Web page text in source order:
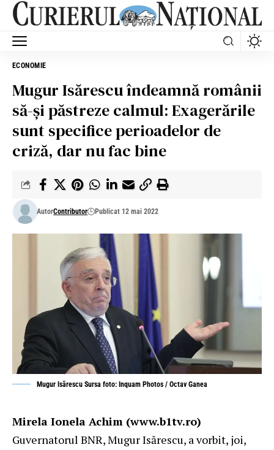
ECONOMIE
Mugur Isărescu îndeamnă românii
să-și păstreze calmul: Exagerările
sunt specifice perioadelor de
criză, dar nu fac bine
AutorContributor Publicat 12 mai 2022
Mugur Isărescu Sursa foto: Inquam Photos / Octav Ganea
Mirela Ionela Achim (www.b1tv.ro)
Guvernatorul BNR, Mugur Isărescu, a vorbit, joi,